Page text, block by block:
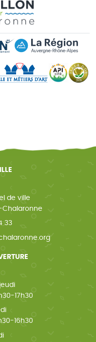
de ville
Chalaronne
33
17h30
16h30